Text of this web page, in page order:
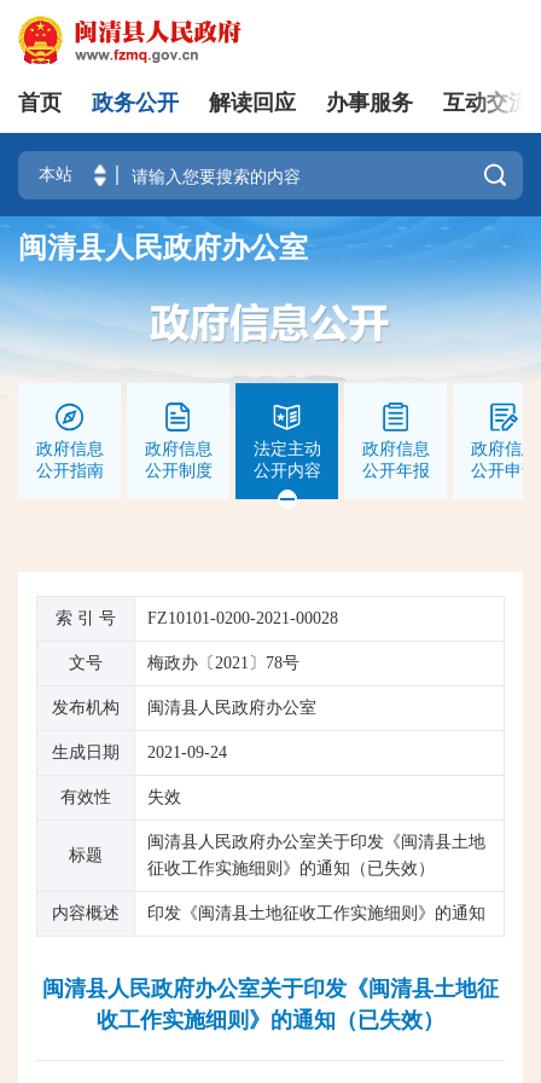
登录 | 注册
首页 政务公开 解读回应 办事服务 互动交流

闽清县人民政府办公室
政府信息
公开指南
政府信息
公开制度
法定主动
公开内容
政府信息
公开年报
政府信息
公开申请
索 引 号 FZ10101-0200-2021-00028
文号 梅政办〔2021〕78号
发布机构 闽清县人民政府办公室
生成日期 2021-09-24
有效性 失效
标题
闽清县人民政府办公室关于印发《闽清县土地
征收工作实施细则》的通知（已失效）
内容概述 印发《闽清县土地征收工作实施细则》的通知
闽清县人民政府办公室关于印发《闽清县土地征
收工作实施细则》的通知（已失效）